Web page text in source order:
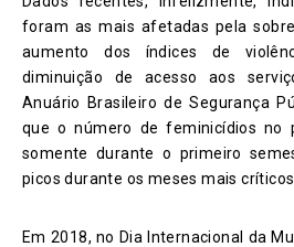
foram as mais afetadas pela
aumento dos índices de
diminuição de acesso aos
Anuário Brasileiro de Segurança
que o número de feminicídios no
somente durante o primeiro
picos durante os meses mais
Em 2018, no Dia Internacional da